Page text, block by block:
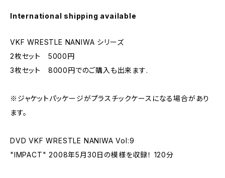
International shipping available
VKF WRESTLE NANIWA シリーズ
2枚セット 5000円
3枚セット 8000円でのご購入も出来ます.
※ジャケットパッケージがプラスチックケースになる場合があり
ます。
DVD VKF WRESTLE NANIWA Vol:9
"IMPACT" 2008年5月30日の模様を収録！ 120分